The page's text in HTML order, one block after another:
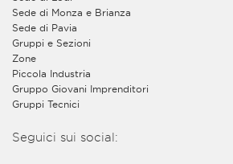
privacy@assolombarda.it
privacy@assolombardaservizi.it
personali
a) L’Associazione tratterà i Suoi dati
necessario a dare corso alla
gratuitamente agli utenti registrati ma
Sede di Monza e Brianza
Sede di Pavia
Gruppi e Sezioni
Zone
Piccola Industria
Gruppo Giovani Imprenditori
Gruppi Tecnici
Seguici sui social: